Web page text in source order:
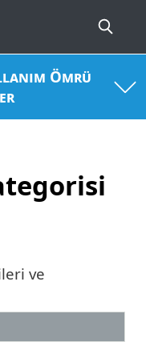
Ömrü
ve